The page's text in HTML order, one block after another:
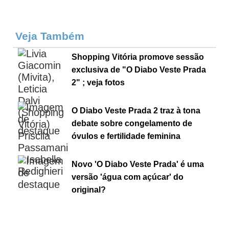
Veja Também
Shopping Vitória promove sessão
exclusiva de "O Diabo Veste Prada
2" ; veja fotos
O Diabo Veste Prada 2 traz à tona
debate sobre congelamento de
óvulos e fertilidade feminina
Novo 'O Diabo Veste Prada' é uma
versão 'água com açúcar' do
original?